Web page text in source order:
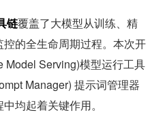
链覆盖了大模型从训练、精
的全生命周期过程。本次开
Serving)模型运行工具
Manager) 提示词管理器
均起着关键作用。